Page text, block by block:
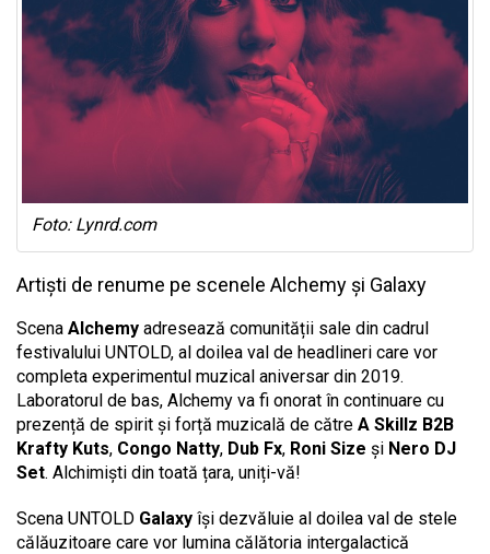
Foto: Lynrd.com
Artiști de renume pe scenele Alchemy și Galaxy
Scena Alchemy adresează comunității sale din cadrul
festivalului UNTOLD, al doilea val de headlineri care vor
completa experimentul muzical aniversar din 2019.
Laboratorul de bas, Alchemy va fi onorat în continuare cu
prezență de spirit și forță muzicală de către A Skillz B2B
Krafty Kuts, Congo Natty, Dub Fx, Roni Size și Nero DJ
Set. Alchimiști din toată țara, uniți-vă!
Scena UNTOLD Galaxy își dezvăluie al doilea val de stele
călăuzitoare care vor lumina călătoria intergalactică